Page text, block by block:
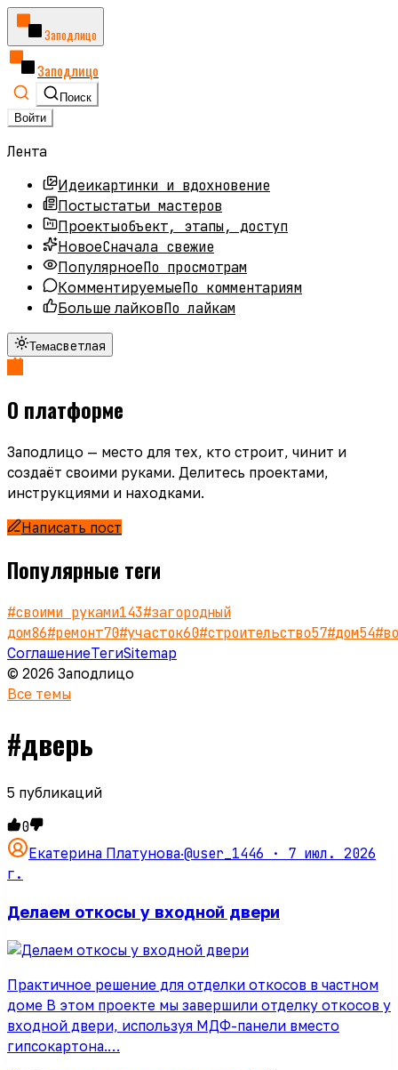
Заподлицо
Заподлицо
Поиск
Войти
Лента
Идеикартинки и вдохновение
Постыстатьи мастеров
Проектыобъект, этапы, доступ
НовоеСначала свежие
ПопулярноеПо просмотрам
КомментируемыеПо комментариям
Больше лайковПо лайкам
Темасветлая
О платформе
Заподлицо — место для тех, кто строит, чинит и
создаёт своими руками. Делитесь проектами,
инструкциями и находками.
Написать пост
Популярные теги
#своими руками143#загородный
дом86#ремонт70#участок60#строительство57#дом54#
СоглашениеТегиSitemap
© 2026 Заподлицо
Все темы
#дверь
5 публикаций
0
Екатерина Платунова·@user_1446 · 7 июл. 2026
г.
Делаем откосы у входной двери
Практичное решение для отделки откосов в частном
доме В этом проекте мы завершили отделку откосов у
входной двери, используя МДФ-панели вместо
гипсокартона.…